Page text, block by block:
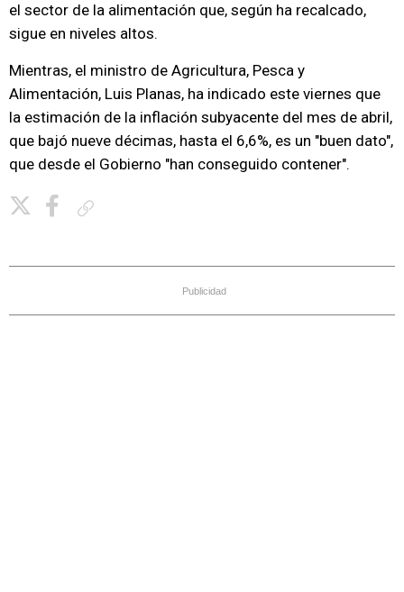
el sector de la alimentación que, según ha recalcado,
sigue en niveles altos.
Mientras, el ministro de Agricultura, Pesca y
Alimentación, Luis Planas, ha indicado este viernes que
la estimación de la inflación subyacente del mes de abril,
que bajó nueve décimas, hasta el 6,6%, es un "buen dato",
que desde el Gobierno "han conseguido contener".
Publicidad